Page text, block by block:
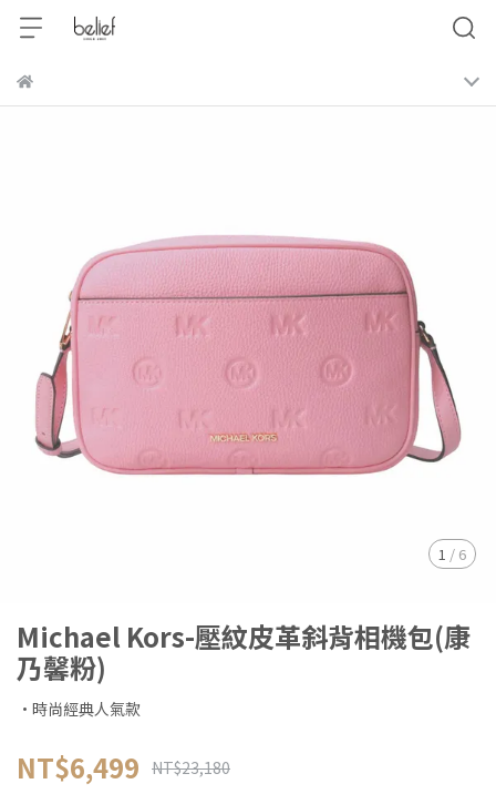
1 / 6
Michael Kors-壓紋皮革斜背相機包(康
乃馨粉)
·時尚經典人氣款
NT$6,499 NT$23,180